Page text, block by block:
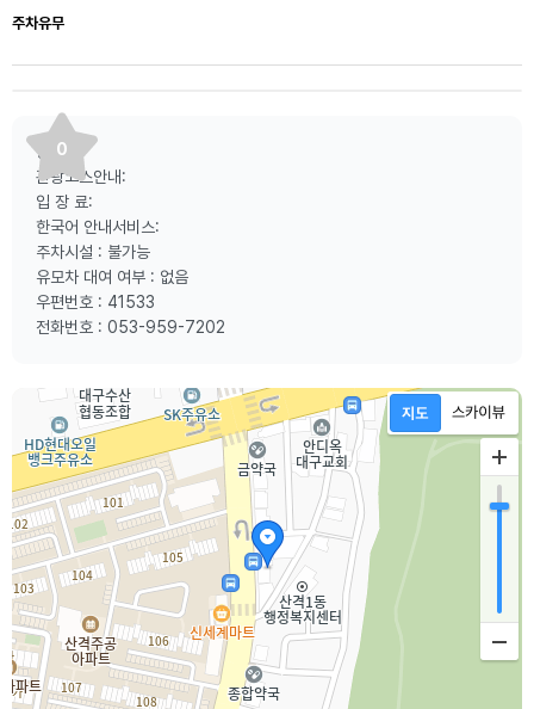
주차유무
0
등산로:
관광코스안내:
입 장 료:
한국어 안내서비스:
주차시설 : 불가능
유모차 대여 여부 : 없음
우편번호 : 41533
전화번호 : 053-959-7202